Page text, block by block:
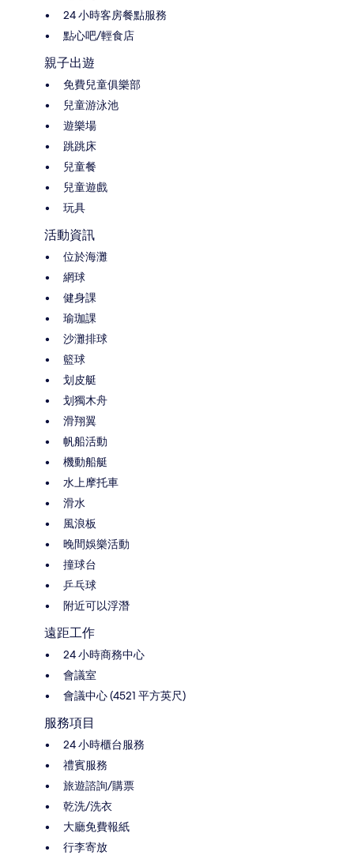
24 小時客房餐點服務
點心吧/輕食店
親子出遊
免費兒童俱樂部
兒童游泳池
遊樂場
跳跳床
兒童餐
兒童遊戲
玩具
活動資訊
位於海灘
網球
健身課
瑜珈課
沙灘排球
籃球
划皮艇
划獨木舟
滑翔翼
帆船活動
機動船艇
水上摩托車
滑水
風浪板
晚間娛樂活動
撞球台
乒乓球
附近可以浮潛
遠距工作
24 小時商務中心
會議室
會議中心 (4521 平方英尺)
服務項目
24 小時櫃台服務
禮賓服務
旅遊諮詢/購票
乾洗/洗衣
大廳免費報紙
行李寄放